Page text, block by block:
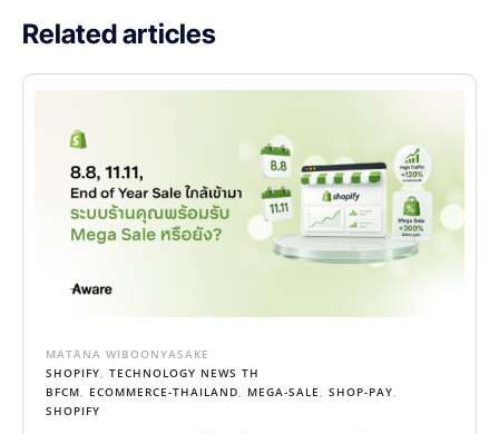
Related articles
MATANA WIBOONYASAKE
SHOPIFY
TECHNOLOGY NEWS TH
BFCM
ECOMMERCE-THAILAND MEGA-SALE SHOP-PAY
SHOPIFY